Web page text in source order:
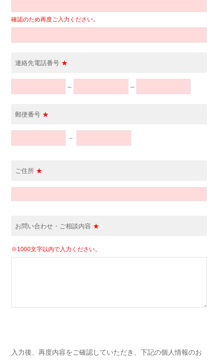
確認のため再度ご入力ください。
連絡先電話番号 ★
– –
郵便番号 ★
－
ご住所 ★
お問い合わせ・ご相談内容 ★
※1000文字以内で入力ください。
入力後、再度内容をご確認していただき、下記の個人情報のお